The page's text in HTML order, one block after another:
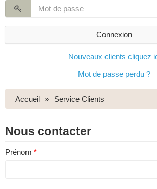
Connexion
Nouveaux clients cliquez
Mot de passe perdu ?
Accueil Service Clients
Nous contacter
Prénom